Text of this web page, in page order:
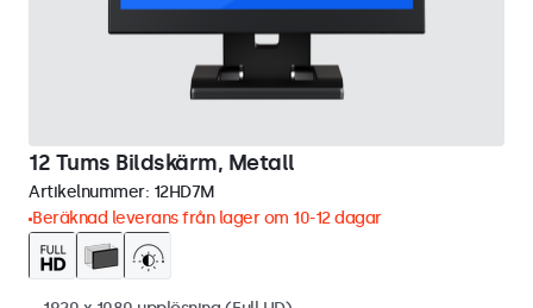
12 Tums Bildskärm, Metall
Artikelnummer: 12HD7M
Beräknad leverans från lager om 10-12 dagar